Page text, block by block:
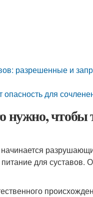
разрешенные и
для
нужно,
для суставов.